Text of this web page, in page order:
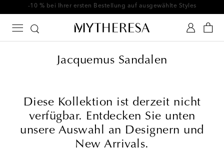
-10 % bei Ihrer ersten Bestellung auf ausgewählte Styles
Jacquemus Sandalen
Diese Kollektion ist derzeit nicht
verfügbar. Entdecken Sie unten
unsere Auswahl an Designern und
New Arrivals.